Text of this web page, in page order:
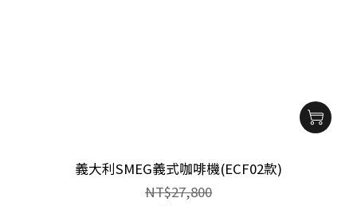
義大利SMEG義式咖啡機(ECF02款)
NT$27,800